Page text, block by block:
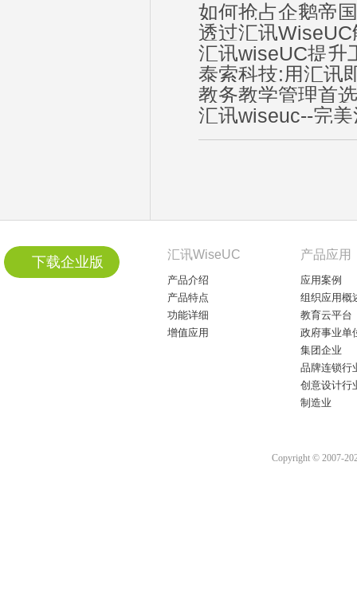
如何抢占企鹅帝
透过汇讯
汇讯wiseUC提升
泰索科技:用汇讯
教务教学管理首
汇讯wiseuc--完
下载企业版 汇讯WiseUC
产品介绍
产品特点
功能详细
增值应用
产品应用
应用案例
组织应用概
教育云平台
政府事业单
集团企业
品牌连锁行
创意设计行
制造业
Copyright © 2007-